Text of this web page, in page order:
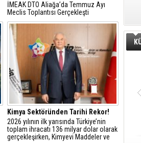
İMEAK DTO Aliağa’da Temmuz Ayı
Meclis Toplantısı Gerçekleşti
Kimya Sektöründen Tarihi Rekor!
2026 yılının ilk yarısında Türkiye’nin
toplam ihracatı 136 milyar dolar olarak
gerçekleşirken, Kimyevi Maddeler ve